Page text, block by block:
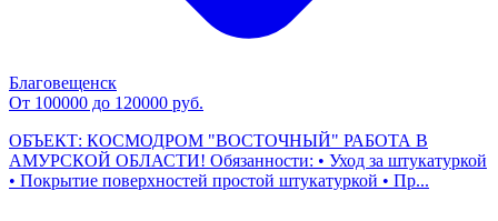
Благовещенск
От 100000 до 120000 руб.
ОБЪЕКТ: КОСМОДРОМ "ВОСТОЧНЫЙ" РАБОТА В
АМУРСКОЙ ОБЛАСТИ! Обязанности: • Уход за штукатуркой
• Покрытие поверхностей простой штукатуркой • Пр...